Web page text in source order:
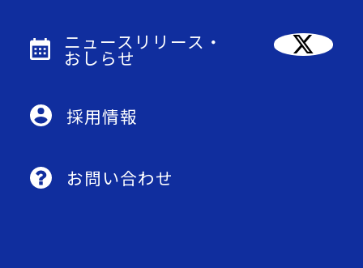
ニュースリリース・
おしらせ
採用情報
お問い合わせ